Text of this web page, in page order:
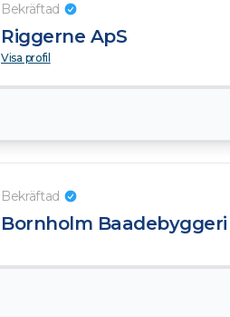
Bekräftad
Riggerne ApS
Visa profil
Bekräftad
Bornholm Baadebyggeri